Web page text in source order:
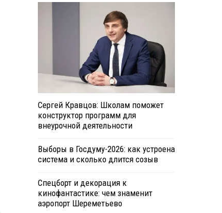
Сергей Кравцов: Школам поможет
конструктор программ для
внеурочной деятельности
Выборы в Госдуму-2026: как устроена
система и сколько длится созыв
Спецборт и декорация к
кинофантастике: чем знаменит
аэропорт Шереметьево